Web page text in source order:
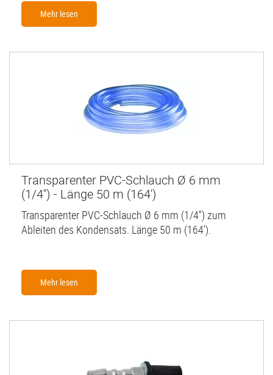
Mehr lesen
Transparenter PVC-Schlauch Ø 6 mm
(1/4'') - Länge 50 m (164')
Transparenter PVC-Schlauch Ø 6 mm (1/4'') zum
Ableiten des Kondensats. Länge 50 m (164').
Mehr lesen